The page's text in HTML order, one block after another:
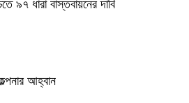
৯৭ ধারা বাস্তবায়নের দাবি
আহ্বান